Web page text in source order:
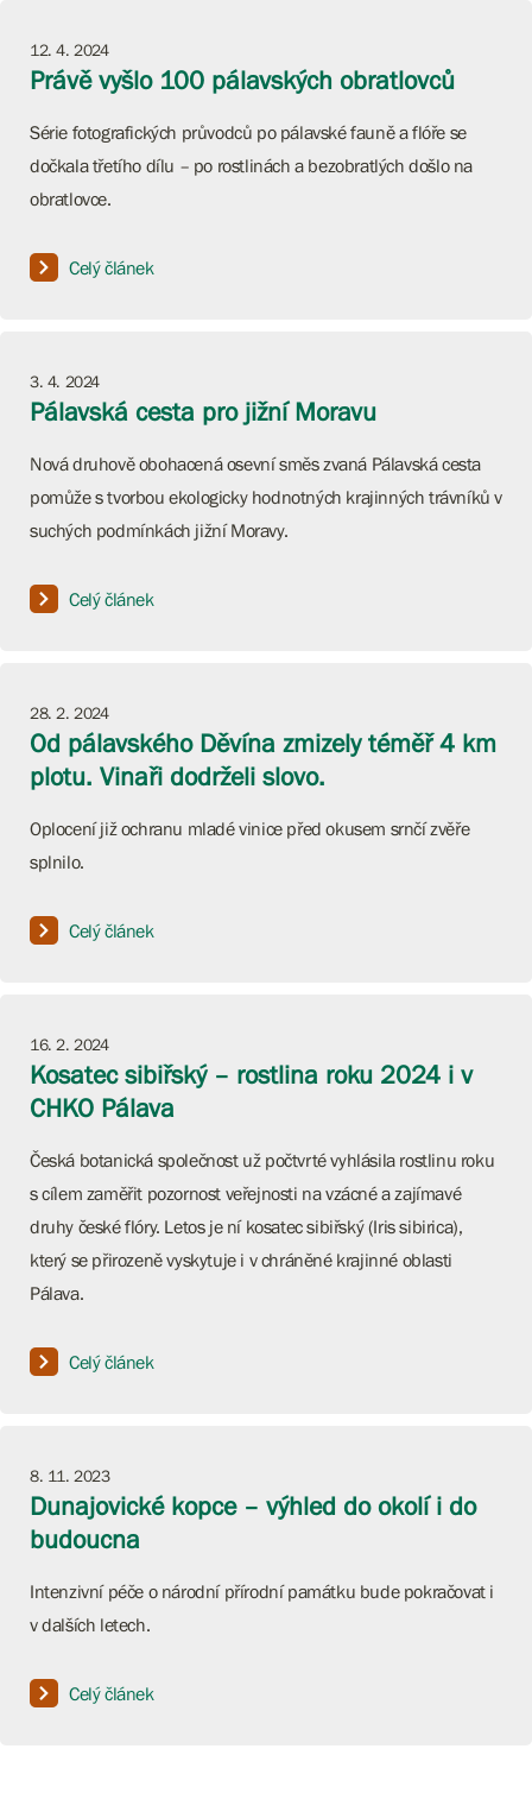
12. 4. 2024
Právě vyšlo 100 pálavských obratlovců
Série fotografických průvodců po pálavské fauně a flóře se
dočkala třetího dílu – po rostlinách a bezobratlých došlo na
obratlovce.
Celý článek
3. 4. 2024
Pálavská cesta pro jižní Moravu
Nová druhově obohacená osevní směs zvaná Pálavská cesta
pomůže s tvorbou ekologicky hodnotných krajinných trávníků v
suchých podmínkách jižní Moravy.
Celý článek
28. 2. 2024
Od pálavského Děvína zmizely téměř 4 km
plotu. Vinaři dodrželi slovo.
Oplocení již ochranu mladé vinice před okusem srnčí zvěře
splnilo.
Celý článek
16. 2. 2024
Kosatec sibiřský – rostlina roku 2024 i v
CHKO Pálava
Česká botanická společnost už počtvrté vyhlásila rostlinu roku
s cílem zaměřit pozornost veřejnosti na vzácné a zajímavé
druhy české flóry. Letos je ní kosatec sibiřský (Iris sibirica),
který se přirozeně vyskytuje i v chráněné krajinné oblasti
Pálava.
Celý článek
8. 11. 2023
Dunajovické kopce – výhled do okolí i do
budoucna
Intenzivní péče o národní přírodní památku bude pokračovat i
v dalších letech.
Celý článek